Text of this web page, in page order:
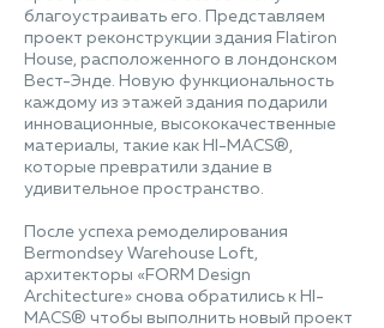
благоустраивать его. Представляем
проект реконструкции здания Flatiron
House, расположенного в лондонском
Вест-Энде. Новую функциональность
каждому из этажей здания подарили
инновационные, высококачественные
материалы, такие как HI-MACS®,
которые превратили здание в
удивительное пространство.
После успеха ремоделирования
Bermondsey Warehouse Loft,
архитекторы «FORM Design
Architecture» снова обратились к HI-
MACS® чтобы выполнить новый проект